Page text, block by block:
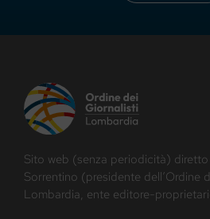
Sito web (senza periodicità)
Sorrentino (presidente dell’Ordine
Lombardia, ente editore-